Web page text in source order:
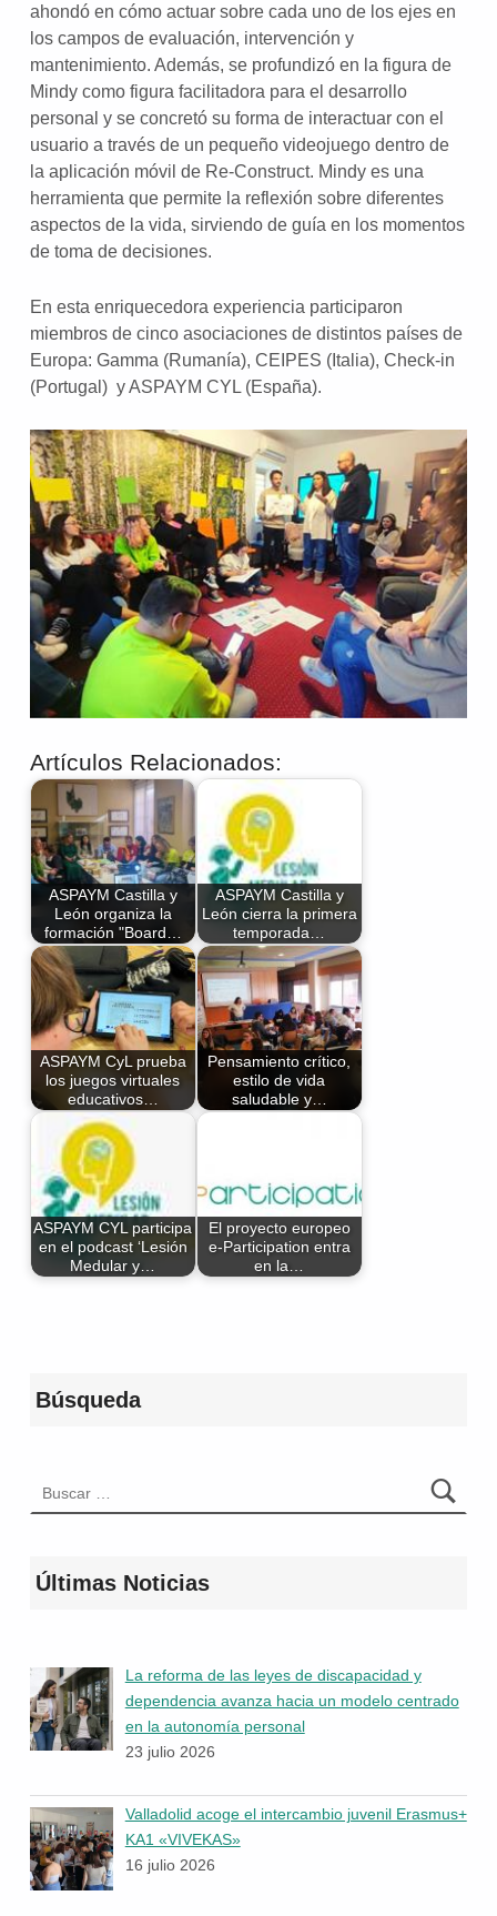
ahondó en cómo actuar sobre cada uno de los ejes en
los campos de evaluación, intervención y
mantenimiento. Además, se profundizó en la figura de
Mindy como figura facilitadora para el desarrollo
personal y se concretó su forma de interactuar con el
usuario a través de un pequeño videojuego dentro de
la aplicación móvil de Re-Construct. Mindy es una
herramienta que permite la reflexión sobre diferentes
aspectos de la vida, sirviendo de guía en los momentos
de toma de decisiones.
En esta enriquecedora experiencia participaron
miembros de cinco asociaciones de distintos países de
Europa: Gamma (Rumanía), CEIPES (Italia), Check-in
(Portugal) y ASPAYM CYL (España).
Artículos Relacionados:
ASPAYM Castilla y
León organiza la
formación "Board…
ASPAYM Castilla y
León cierra la primera
temporada…
ASPAYM CyL prueba
los juegos virtuales
educativos…
Pensamiento crítico,
estilo de vida
saludable y…
ASPAYM CYL participa
en el podcast ‘Lesión
Medular y…
El proyecto europeo
e-Participation entra
en la…
Búsqueda
Últimas Noticias
La reforma de las leyes de discapacidad y
dependencia avanza hacia un modelo centrado
en la autonomía personal
23 julio 2026
Valladolid acoge el intercambio juvenil Erasmus+
KA1 «VIVEKAS»
16 julio 2026